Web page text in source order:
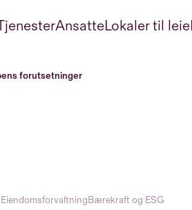
AnsatteLokaler til leie
forutsetninger
EiendomsforvaltningBærekraft og ESG